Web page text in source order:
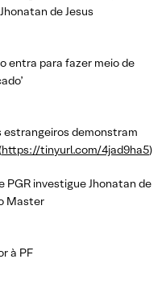
de Jesus
entra para fazer meio de
demonstram
https://tinyurl.com/4jad9ha5)
PGR investigue Jhonatan de
Master
à PF